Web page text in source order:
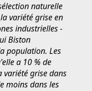
naturelle
variété grise en
industrielles -
Biston
population. Les
a 10 % de
variété grise dans
moins dans les